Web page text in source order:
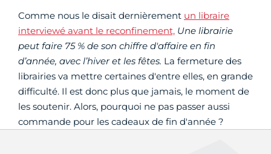
Comme nous le disait dernièrement un libraire
interviewé avant le reconfinement, Une librairie
peut faire 75 % de son chiffre d'affaire en fin
d’année, avec l’hiver et les fêtes. La fermeture des
librairies va mettre certaines d'entre elles, en grande
difficulté. Il est donc plus que jamais, le moment de
les soutenir. Alors, pourquoi ne pas passer aussi
commande pour les cadeaux de fin d'année ?